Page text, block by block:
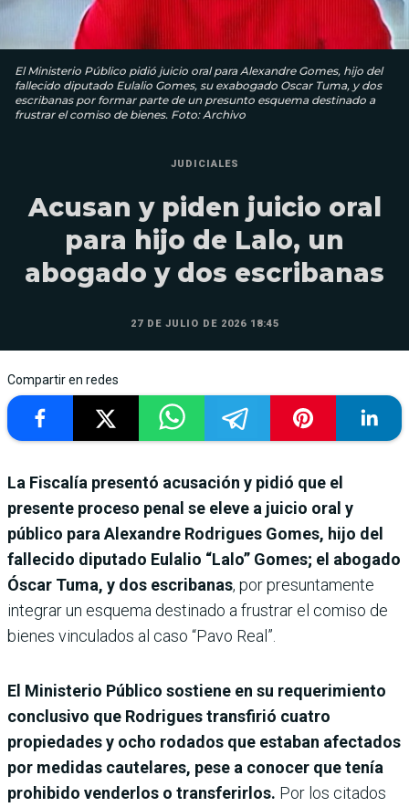
El Ministerio Público pidió juicio oral para Alexandre Gomes, hijo del
fallecido diputado Eulalio Gomes, su exabogado Oscar Tuma, y dos
escribanas por formar parte de un presunto esquema destinado a
frustrar el comiso de bienes. Foto: Archivo
JUDICIALES
Acusan y piden juicio oral
para hijo de Lalo, un
abogado y dos escribanas
27 DE JULIO DE 2026 18:45
Compartir en redes
La Fiscalía presentó acusación y pidió que el
presente proceso penal se eleve a juicio oral y
público para Alexandre Rodrigues Gomes, hijo del
fallecido diputado Eulalio “Lalo” Gomes; el abogado
Óscar Tuma, y dos escribanas, por presuntamente
integrar un esquema destinado a frustrar el comiso de
bienes vinculados al caso “Pavo Real”.
El Ministerio Público sostiene en su requerimiento
conclusivo que Rodrigues transfirió cuatro
propiedades y ocho rodados que estaban afectados
por medidas cautelares, pese a conocer que tenía
prohibido venderlos o transferirlos. Por los citados